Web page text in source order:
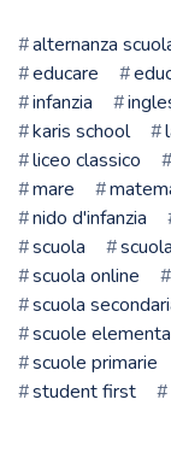
alternanza
educare
infanzia
karis school
liceo classico
mare
nido d'infanzia
scuola
scuola online
scuola
scuole
scuole primarie
student first